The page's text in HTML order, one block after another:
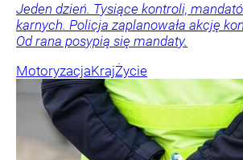
Jeden dzień. Tysiące kontroli,
karnych. Policja zaplanowała akcję
Od rana posypią się mandaty.
MotoryzacjaKrajŻycie